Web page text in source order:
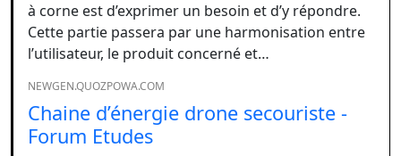
à corne est d’exprimer un besoin et d’y répondre.
Cette partie passera par une harmonisation entre
l’utilisateur, le produit concerné et…
NEWGEN.QUOZPOWA.COM
Chaine d’énergie drone secouriste -
Forum Etudes